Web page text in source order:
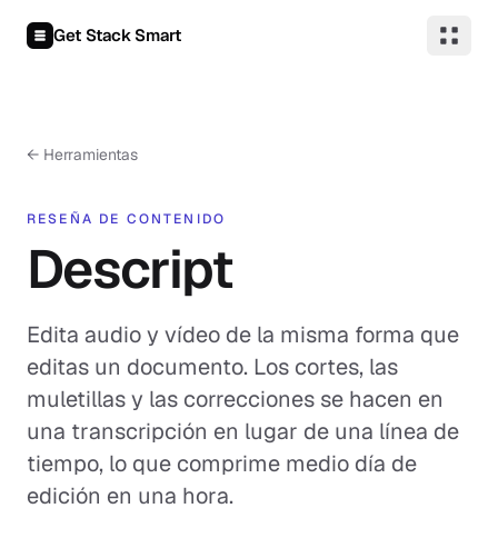
Get Stack Smart
← Herramientas
RESEÑA DE CONTENIDO
Descript
Edita audio y vídeo de la misma forma que
editas un documento. Los cortes, las
muletillas y las correcciones se hacen en
una transcripción en lugar de una línea de
tiempo, lo que comprime medio día de
edición en una hora.